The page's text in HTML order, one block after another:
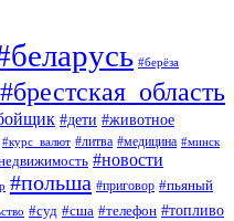
#берёза
#брестская_область
#дети #животное
#курс_валют #литва #медицина #минск
#новости
#польша #приговор #пьяный
#суд #сша #телефон #топливо